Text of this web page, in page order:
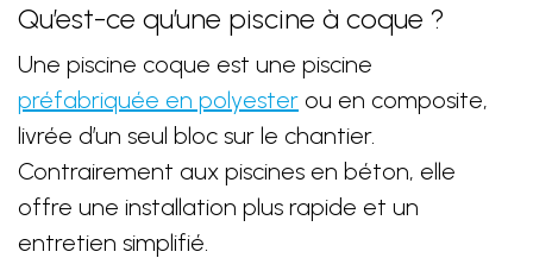
Qu’est-ce qu’une piscine à coque ?
Une piscine coque est une piscine
préfabriquée en polyester ou en composite,
livrée d’un seul bloc sur le chantier.
Contrairement aux piscines en béton, elle
offre une installation plus rapide et un
entretien simplifié.